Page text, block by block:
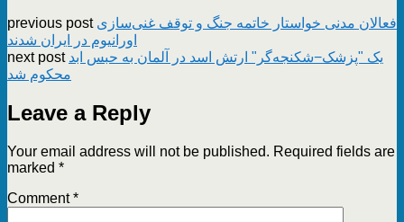
previous post فعالان مدنی خواستار خاتمه جنگ و توقف غنی‌سازی
اورانیوم در ایران شدند
next post یک "پزشک−شکنجه‌گر" ارتش اسد در آلمان به حبس ابد
محکوم شد
Leave a Reply
Your email address will not be published. Required fields are
marked *
Comment*